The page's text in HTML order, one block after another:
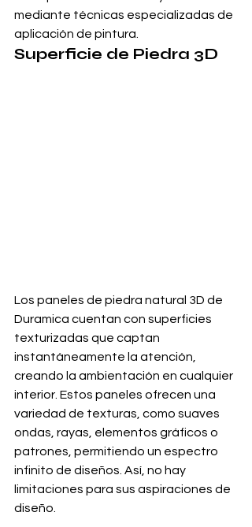
mediante técnicas especializadas de
aplicación de pintura.
Superficie de Piedra 3D
Los paneles de piedra natural 3D de
Duramica cuentan con superficies
texturizadas que captan
instantáneamente la atención,
creando la ambientación en cualquier
interior. Estos paneles ofrecen una
variedad de texturas, como suaves
ondas, rayas, elementos gráficos o
patrones, permitiendo un espectro
infinito de diseños. Así, no hay
limitaciones para sus aspiraciones de
diseño.